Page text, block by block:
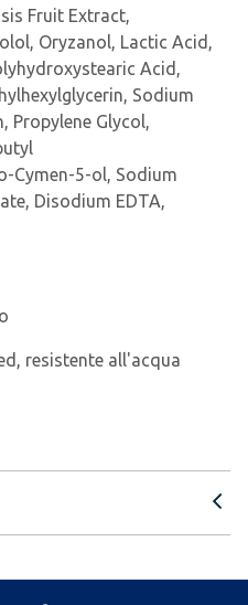
Fruit Extract,
Oryzanol, Lactic Acid,
Acid,
Sodium
Propylene Glycol,
Cymen-5-ol, Sodium
Disodium EDTA,
resistente all'acqua